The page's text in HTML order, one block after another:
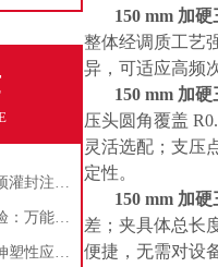
电子万能试验机应用于预灌封注射器注射针与针座连接力测试：方法与步骤详解
了解锂电池隔膜穿刺试验：万能试验机与穿刺夹具的应用操作指南
如何测试金属薄板的拉伸塑性应变比(r值)：万能试验机操作步骤解析！
150 mm 加
整体经调质工艺
异，可适应高频
150 mm 加
压头圆角覆盖
灵活选配；支压
定性。
150 mm 加
差；夹具体总长
便捷，无需对设